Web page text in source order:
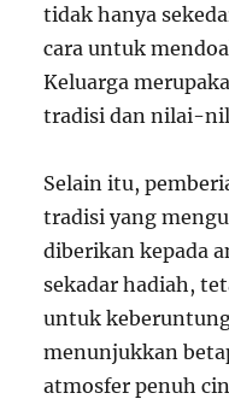
tidak hanya
cara untuk
Keluarga
tradisi dan nilai-
Selain itu,
tradisi yang
diberikan kepada
sekadar hadiah,
untuk
menunjukkan
atmosfer penuh